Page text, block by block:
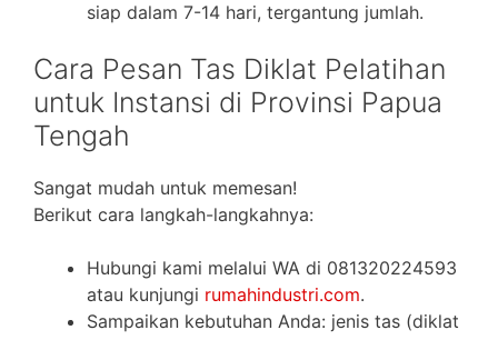
siap dalam 7-14 hari, tergantung jumlah.
Cara Pesan Tas Diklat Pelatihan
untuk Instansi di Provinsi Papua
Tengah
Sangat mudah untuk memesan!
Berikut cara langkah-langkahnya:
Hubungi kami melalui WA di 081320224593
atau kunjungi rumahindustri.com.
Sampaikan kebutuhan Anda: jenis tas (diklat